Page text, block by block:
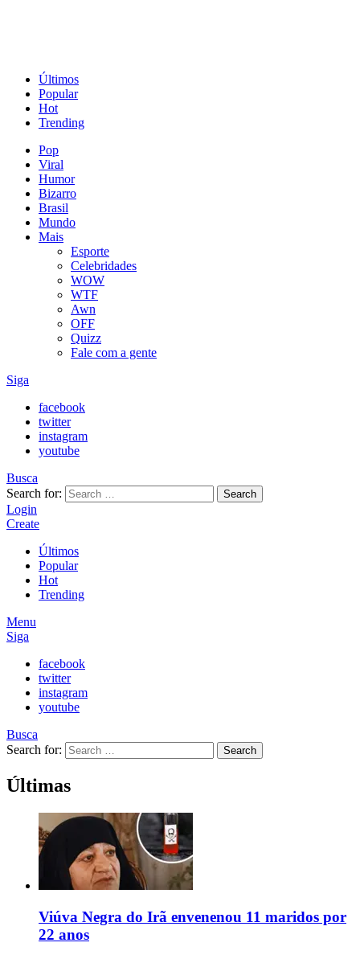
Últimos
Popular
Hot
Trending
Pop
Viral
Humor
Bizarro
Brasil
Mundo
Mais
Esporte
Celebridades
WOW
WTF
Awn
OFF
Quizz
Fale com a gente
Siga
facebook
twitter
instagram
youtube
Busca
Search for:
Search
Login
Create
Últimos
Popular
Hot
Trending
Menu
Siga
facebook
twitter
instagram
youtube
Busca
Search for:
Search
Últimas
Viúva Negra do Irã envenenou 11 maridos por
22 anos